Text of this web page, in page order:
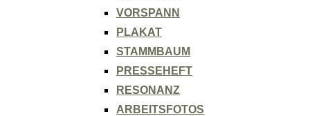
VORSPANN
PLAKAT
STAMMBAUM
PRESSEHEFT
RESONANZ
ARBEITSFOTOS